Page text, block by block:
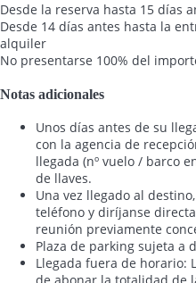
Desde la reserva hasta 15 días
Desde 14 días antes hasta la
alquiler
No presentarse 100% del
Notas adicionales
Unos días antes de su
con la agencia de
llegada (nº vuelo / barco
de llaves.
Una vez llegado al
teléfono y diríjanse
reunión previamente
Plaza de parking sujeta a
Llegada fuera de horario: